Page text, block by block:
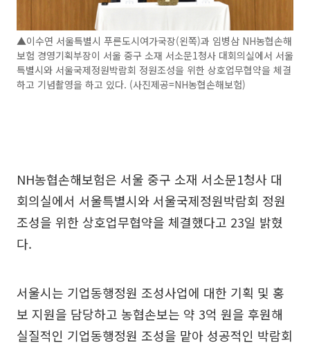
▲이수연 서울특별시 푸른도시여가국장(왼쪽)과 임병삼 NH농협손해
보험 경영기획부장이 서울 중구 소재 서소문1청사 대회의실에서 서울
특별시와 서울국제정원박람회 정원조성을 위한 상호업무협약을 체결
하고 기념촬영을 하고 있다. (사진제공=NH농협손해보험)
NH농협손해보험은 서울 중구 소재 서소문1청사 대
회의실에서 서울특별시와 서울국제정원박람회 정원
조성을 위한 상호업무협약을 체결했다고 23일 밝혔
다.
서울시는 기업동행정원 조성사업에 대한 기획 및 홍
보 지원을 담당하고 농협손보는 약 3억 원을 후원해
실질적인 기업동행정원 조성을 맡아 성공적인 박람회